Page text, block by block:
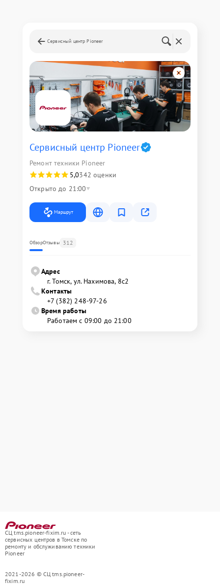
Сервисный центр Pioneer
Сервисный центр Pioneer
Ремонт техники Pioneer
5,0342 оценки
Открыто до 21:00
Маршрут
ОбзорОтзывы 312
Адрес
г. Томск, ул. Нахимова, 8с2
Контакты
+7 (382) 248-97-26
Время работы
Работаем с 09:00 до 21:00
СЦ tms.pioneer-fixim.ru - сеть
сервисных центров в Томске по
ремонту и обслуживанию техники
Pioneer
2021-2026 © СЦ tms.pioneer-
fixim.ru